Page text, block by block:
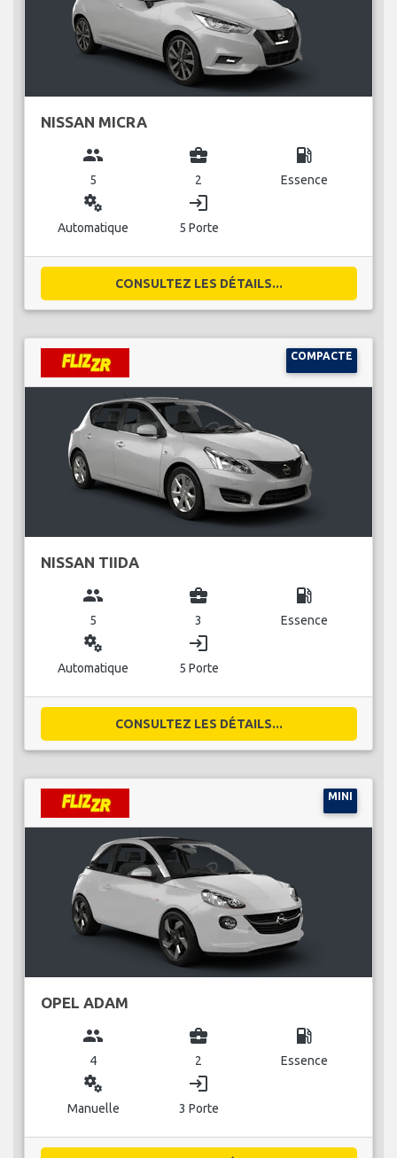
NISSAN MICRA
group
5
business_center
2
local_gas_station
Essence
miscellaneous_services
Automatique
login
5 Porte
CONSULTEZ LES DÉTAILS...
COMPACTE
NISSAN TIIDA
group
5
business_center
3
local_gas_station
Essence
miscellaneous_services
Automatique
login
5 Porte
CONSULTEZ LES DÉTAILS...
MINI
OPEL ADAM
group
4
business_center
2
local_gas_station
Essence
miscellaneous_services
Manuelle
login
3 Porte